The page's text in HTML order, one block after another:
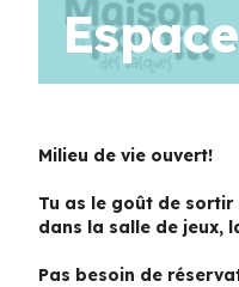
Milieu de vie ouvert!
Tu as le goût de
dans la salle de jeux,
Pas besoin de